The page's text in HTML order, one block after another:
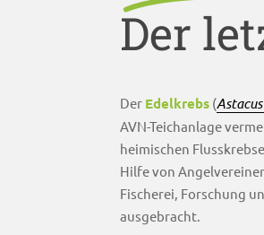
Der
Der Edelkrebs (
AVN-Teichanlage
heimischen
Hilfe von
Fischerei, Forschung
ausgebracht.